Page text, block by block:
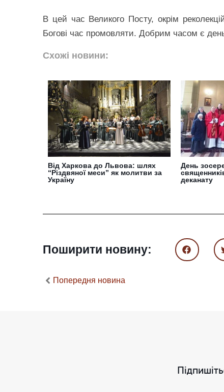
В цей час Великого Посту, окрім
Богові час промовляти. Добрим часом є
Схожі новини:
Від Харкова до Львова: шлях
“Різдвяної меси” як молитви за
Україну
День
деканату
Поширити новину:
Попередня новина